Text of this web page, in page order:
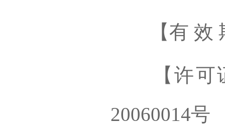
【有 效
【许可证
20060014号